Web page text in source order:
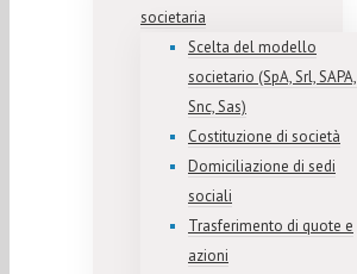
societaria
Scelta del modello
societario (SpA, Srl, SAPA,
Snc, Sas)
Costituzione di società
Domiciliazione di sedi
sociali
Trasferimento di quote e
azioni